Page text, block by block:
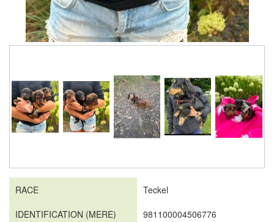
RACE
Teckel
IDENTIFICATION (MERE)
981100004506776